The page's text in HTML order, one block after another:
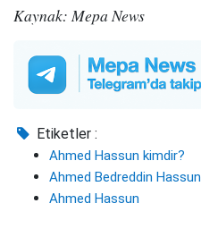
Kaynak: Mepa News
Etiketler :
Ahmed Hassun kimdir?
Ahmed Bedreddin Hassun
Ahmed Hassun